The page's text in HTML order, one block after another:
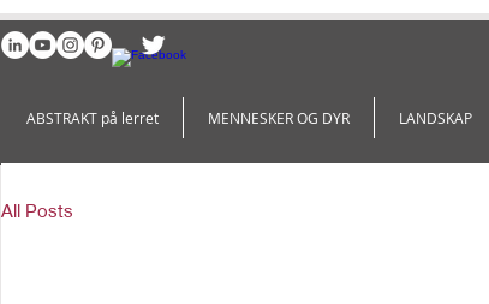
ABSTRAKT på lerret MENNESKER OG DYR LANDSKAP
All Posts